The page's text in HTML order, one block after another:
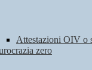
Attestazioni OIV o
zero